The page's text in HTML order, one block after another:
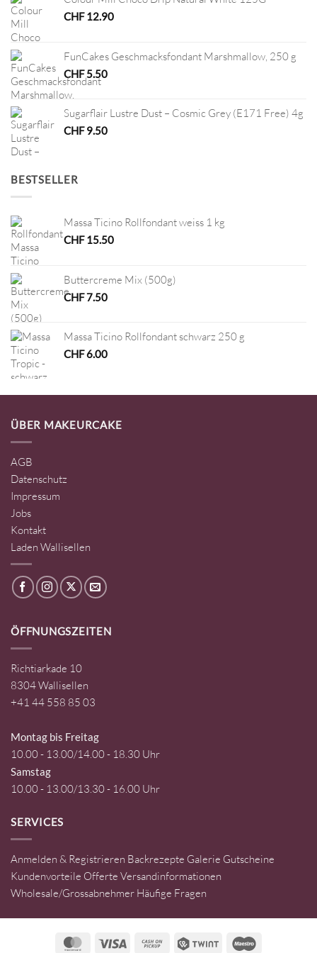
CHF12.90
FunCakes Geschmacksfondant Marshmallow, 250 g
CHF5.50
Sugarflair Lustre Dust – Cosmic Grey (E171 Free) 4g
CHF9.50
BESTSELLER
Massa Ticino Rollfondant weiss 1 kg
CHF15.50
Buttercreme Mix (500g)
CHF7.50
Massa Ticino Rollfondant schwarz 250 g
CHF6.00
ÜBER MAKEURCAKE
AGB
Datenschutz
Impressum
Jobs
Kontakt
Laden Wallisellen
ÖFFNUNGSZEITEN
Richtiarkade 10
8304 Wallisellen
+41 44 558 85 03
Montag bis Freitag
10.00 - 13.00/14.00 - 18.30 Uhr
Samstag
10.00 - 13.00/13.30 - 16.00 Uhr
SERVICES
Anmelden & Registrieren Backrezepte Galerie Gutscheine
Kundenvorteile Offerte Versandinformationen
Wholesale/Grossabnehmer Häufige Fragen
MasterCardVisa
Cash
Twint